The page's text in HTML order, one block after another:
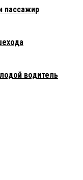
пассажир
водитель